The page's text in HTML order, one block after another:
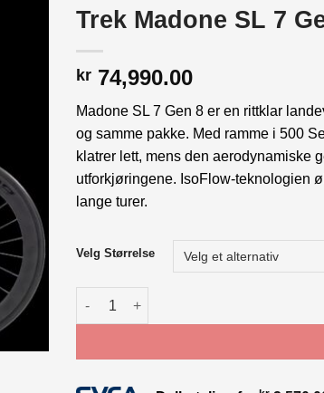
Trek Madone SL 7
kr 74,990.00
Madone SL 7 Gen 8 er en rittklar
og samme pakke. Med ramme i 500
klatrer lett, mens den aerodynamiske
utforkjøringene. IsoFlow-teknologien
lange turer.
Velg Størrelse
Trek Madone SL 7 Gen 8 White antall